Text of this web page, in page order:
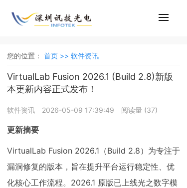
您的位置： 首页 >> 软件资讯
VirtualLab Fusion 2026.1 (Build 2.8)新版
本更新内容正式发布！
软件资讯 2026-05-09 17:39:49 阅读量 (37)
更新摘要
VirtualLab Fusion 2026.1（Build 2.8）为专注于
漏洞修复的版本，旨在提升平台运行稳定性、优
化核心工作流程。2026.1 原版已上线光之数字模